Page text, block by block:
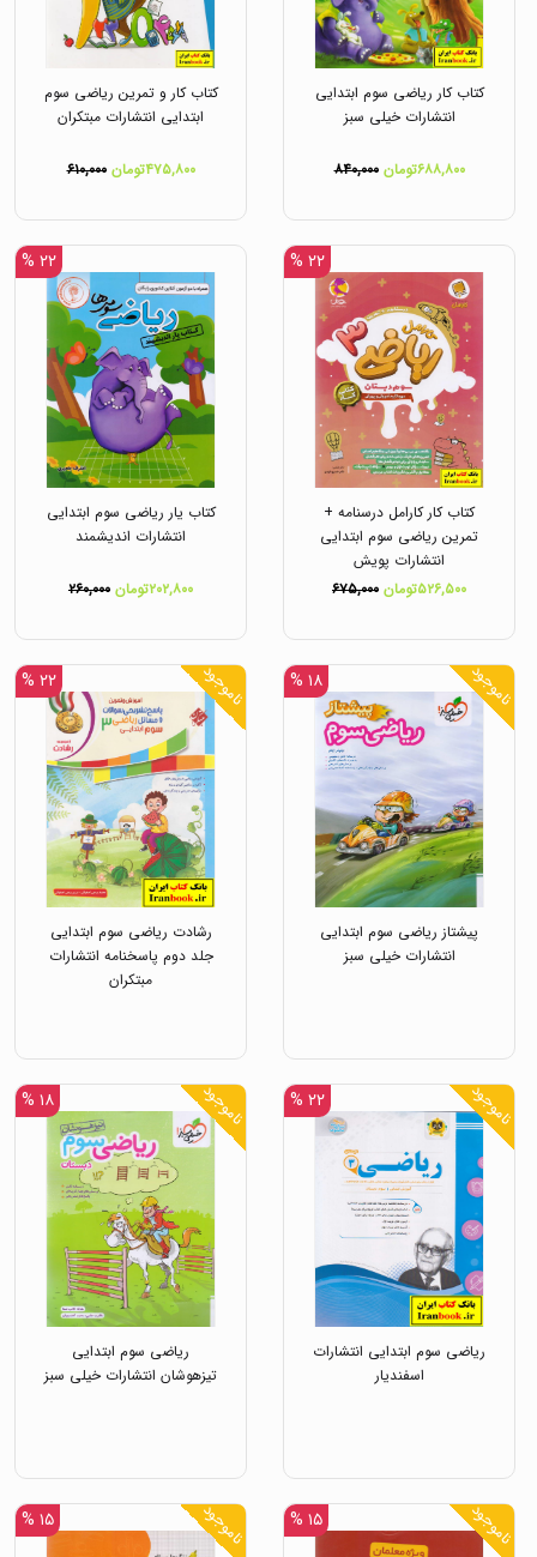
کتاب کار ریاضی سوم ابتدایی
انتشارات خیلی سبز
۶۸۸,۸۰۰تومان ۸۴۰,۰۰۰
کتاب کار و تمرین ریاضی سوم
ابتدایی انتشارات مبتکران
۴۷۵,۸۰۰تومان ۶۱۰,۰۰۰
۲۲ %
کتاب کار کارامل درسنامه +
تمرین ریاضی سوم ابتدایی
انتشارات پویش
۵۲۶,۵۰۰تومان
۶۷۵,۰۰۰
۲۲ %
کتاب یار ریاضی سوم ابتدایی
انتشارات اندیشمند
۲۰۲,۸۰۰تومان ۲۶۰,۰۰۰
ناموجود ۱۸ %
پیشتاز ریاضی سوم ابتدایی
انتشارات خیلی سبز
ناموجود ۲۲ %
رشادت ریاضی سوم ابتدایی
جلد دوم پاسخنامه انتشارات
مبتکران
ناموجود ۲۲ %
ریاضی سوم ابتدایی انتشارات
اسفندیار
ناموجود ۱۸ %
ریاضی سوم ابتدایی
تیزهوشان انتشارات خیلی سبز
ناموجود ۱۵ % ناموجود ۱۵ %